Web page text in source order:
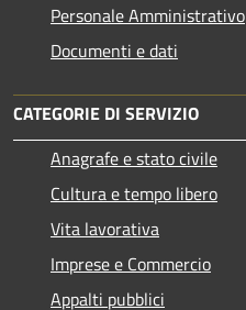
Personale Amministrativo
Documenti e dati
CATEGORIE DI SERVIZIO
Anagrafe e stato civile
Cultura e tempo libero
Vita lavorativa
Imprese e Commercio
Appalti pubblici